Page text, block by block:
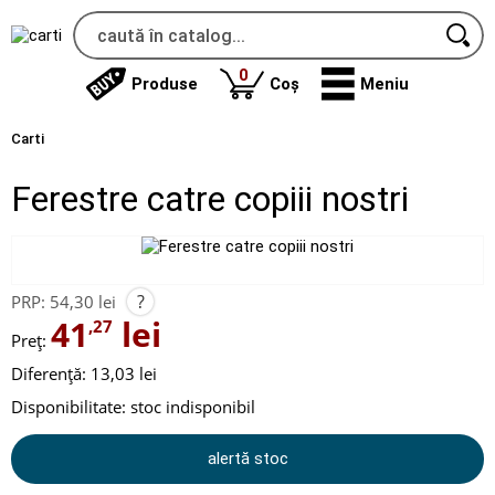
Produse 0produse
Coș Meniu
Carti
Ferestre catre copiii nostri
PRP: 54,30 lei ?
Preț: 41 ,27 lei
Diferență: 13,03 lei
Disponibilitate: stoc indisponibil
alertă stoc